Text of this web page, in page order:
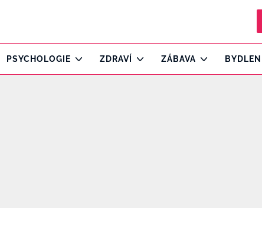
PSYCHOLOGIE ZDRAVÍ ZÁBAVA BYDLENÍ